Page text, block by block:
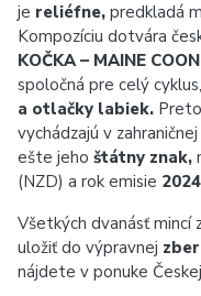
je reliéfne, predkladá
Kompozíciu dotvára
KOČKA – MAINE
spoločná pre celý
a otlačky labiek.
vychádzajú v
ešte jeho štátny znak,
(NZD) a rok emisie
Všetkých dvanásť mincí
uložiť do výpravnej
nájdete v ponuke